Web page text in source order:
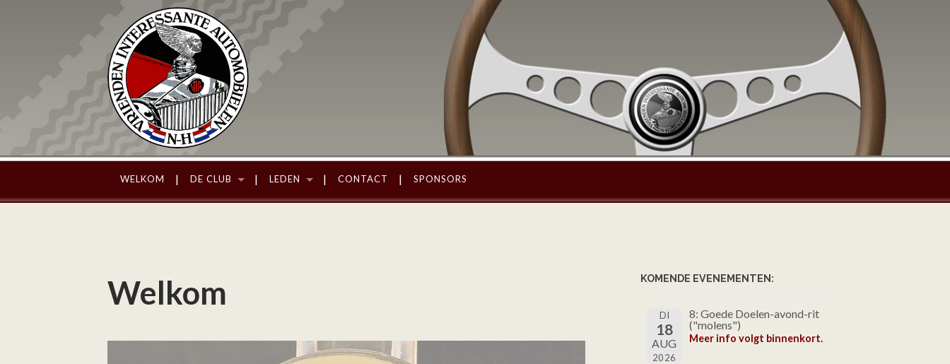
WELKOM DE CLUB LEDEN CONTACT SPONSORS
Welkom KOMENDE EVENEMENTEN:
DI
18
AUG
2026
8: Goede Doelen-avond-rit
("molens")
Meer info volgt binnenkort.